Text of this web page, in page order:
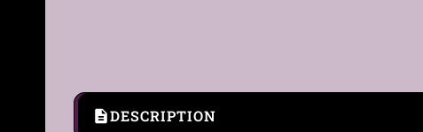
DESCRIPTION